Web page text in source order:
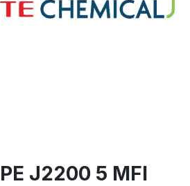
J2200 5 MFI